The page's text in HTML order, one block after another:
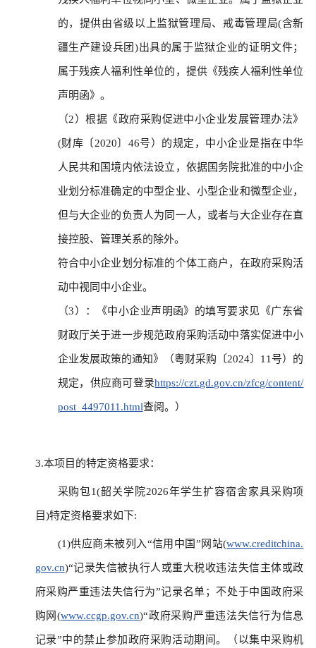
的，提供由省级以上监狱管理局、戒毒管理局(含新
疆生产建设兵团)出具的属于监狱企业的证明文件；
属于残疾人福利性单位的，提供《残疾人福利性单位
声明函》。
（2）根据《政府采购促进中小企业发展管理办法》
(财库〔2020〕46号）的规定，中小企业是指在中华
人民共和国境内依法设立，依据国务院批准的中小企
业划分标准确定的中型企业、小型企业和微型企业，
但与大企业的负责人为同一人，或者与大企业存在直
接控股、管理关系的除外。
符合中小企业划分标准的个体工商户，在政府采购活
动中视同中小企业。
（3）：《中小企业声明函》的填写要求见《广东省
财政厅关于进一步规范政府采购活动中落实促进中小
企业发展政策的通知》（粤财采购〔2024〕11号）的
规定，供应商可登录https://czt.gd.gov.cn/zfcg/content/
post_4497011.html查阅。）
3.本项目的特定资格要求：
采购包1(韶关学院2026年学生扩容宿舍家具采购项
目)特定资格要求如下:
(1)供应商未被列入“信用中国”网站(www.creditchina.
gov.cn)“记录失信被执行人或重大税收违法失信主体或政
府采购严重违法失信行为”记录名单；不处于中国政府采
购网(www.ccgp.gov.cn)“政府采购严重违法失信行为信息
记录”中的禁止参加政府采购活动期间。（以集中采购机